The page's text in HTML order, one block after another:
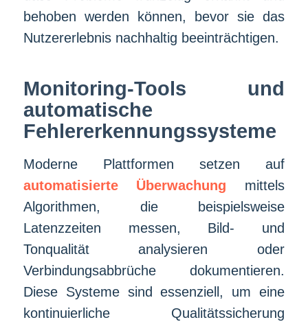
behoben werden können, bevor sie das
Nutzererlebnis nachhaltig beeinträchtigen.
Monitoring-Tools und
automatische
Fehlererkennungssysteme
Moderne Plattformen setzen auf
automatisierte Überwachung mittels
Algorithmen, die beispielsweise
Latenzzeiten messen, Bild- und
Tonqualität analysieren oder
Verbindungsabbrüche dokumentieren.
Diese Systeme sind essenziell, um eine
kontinuierliche Qualitätssicherung